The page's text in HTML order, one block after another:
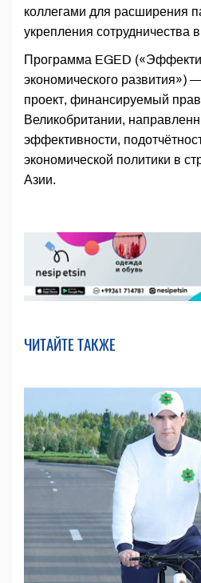
коллегами для расширения
укрепления сотрудничества
Программа EGED
экономического развития»)
проект, финансируемый
Великобритании,
эффективности,
экономической политики в
Азии.
ЧИТАЙТЕ ТАКЖЕ